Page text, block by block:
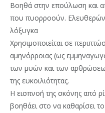
Βοηθά στην επούλωση και
που πυορροούν.
λόξυγκα
Χρησιμοποιείται σε
αμηνόρροιας (ως
των μυών και των
της ευκοιλιότητας.
Η εισπνοή της σκόνης από
βοηθάει στο να καθαρίσει